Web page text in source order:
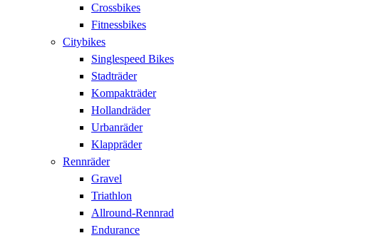
Crossbikes
Fitnessbikes
Citybikes
Singlespeed Bikes
Stadträder
Kompakträder
Hollandräder
Urbanräder
Klappräder
Rennräder
Gravel
Triathlon
Allround-Rennrad
Endurance